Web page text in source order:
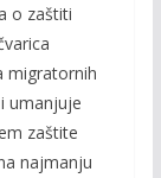
o zaštiti
migratornih
umanjuje
zaštite
najmanju